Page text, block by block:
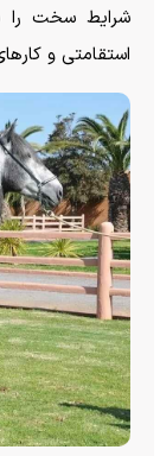
شرایط سخت را
استقامتی و